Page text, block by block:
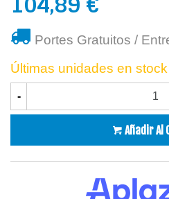
Portes Gratuitos /
Últimas unidades en stock
-
Añadir Al